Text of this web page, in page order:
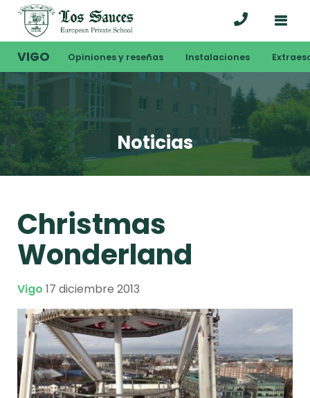
VIGO Opiniones y reseñas Instalaciones
Noticias
Christmas
Wonderland
Vigo 17 diciembre 2013